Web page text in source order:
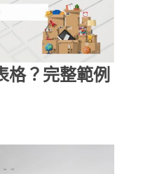
格？完整範例